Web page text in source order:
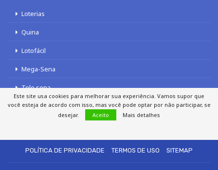
Loterias
Quina
Lotofácil
Mega-Sena
Tele sena
POLÍTICA DE PRIVACIDADE
TERMOS DE USO SITEMAP
Este site usa cookies para melhorar sua experiência. Vamos supor que
você esteja de acordo com isso, mas você pode optar por não participar, se
desejar.
Aceito Mais detalhes